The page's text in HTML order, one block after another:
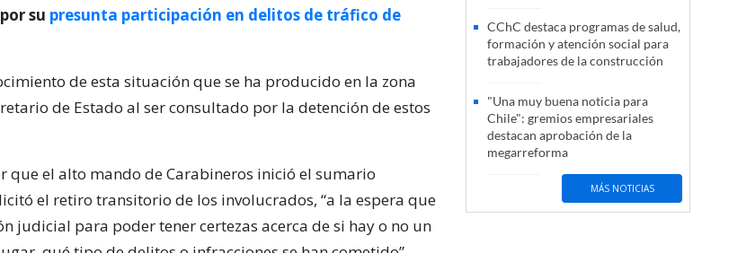
su presunta participación en delitos de tráfico de
de esta situación que se ha producido en la zona
de Estado al ser consultado por la detención de estos
que el alto mando de Carabineros inició el sumario
el retiro transitorio de los involucrados, “a la espera que
judicial para poder tener certezas acerca de si hay o no un
CChC destaca programas de salud,
formación y atención social para
trabajadores de la construcción
"Una muy buena noticia para
Chile": gremios empresariales
destacan aprobación de la
megarreforma
MÁS NOTICIAS